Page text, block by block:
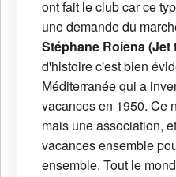
ont fait le club car ce
une demande du
Stéphane Roiena (Jet
d'histoire c'est bien
Méditerranée qui a
vacances en 1950. Ce
mais une association,
vacances ensemble
ensemble. Tout le